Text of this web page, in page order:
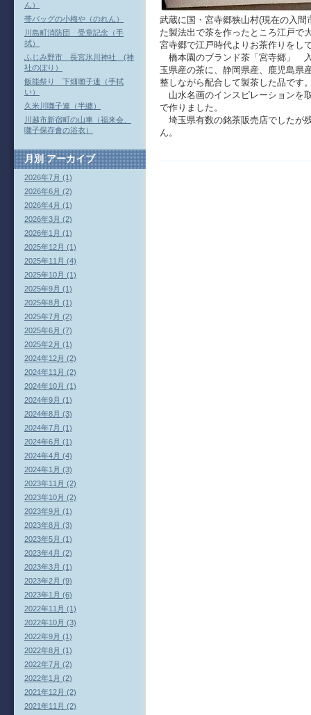
武蔵に国・宮寺郷狭山村(現在の入
た製法出で茶を作ったところ江戸で
宮寺郷で江戸時代よりお茶作りを
橋本園のブランド茶「宮寺郷」
玉県産の茶に、静岡県産、鹿児島県
整しながら配合して製茶した品です
山水名画のインスピレーションを
で作りました。
埼玉県有数の銘茶販売店でしたが
ん。
ん）
帯バッグの小梅や（のれん）
川島町消防団 受章記念（手
拭）
ふじみ野市 長宮氷川神社 (神
社のぼり）
飯能祭り 下畑囃子連（手拭
い）
久米川囃子連（半纏）
川越市新宿町の山車（福来会、
囃子保存會の浴衣）
月別アーカイブ
2026年7月 (1)
2026年6月 (2)
2026年4月 (1)
2026年3月 (2)
2026年1月 (1)
2025年12月 (1)
2025年11月 (4)
2025年10月 (1)
2025年9月 (1)
2025年8月 (1)
2025年7月 (2)
2025年6月 (7)
2025年2月 (1)
2024年12月 (2)
2024年11月 (2)
2024年10月 (1)
2024年9月 (1)
2024年8月 (3)
2024年7月 (1)
2024年6月 (1)
2024年4月 (4)
2024年1月 (3)
2023年11月 (2)
2023年10月 (2)
2023年9月 (1)
2023年8月 (3)
2023年5月 (1)
2023年4月 (2)
2023年3月 (1)
2023年2月 (9)
2023年1月 (6)
2022年11月 (1)
2022年10月 (3)
2022年9月 (1)
2022年8月 (1)
2022年7月 (2)
2022年1月 (2)
2021年12月 (2)
2021年11月 (2)